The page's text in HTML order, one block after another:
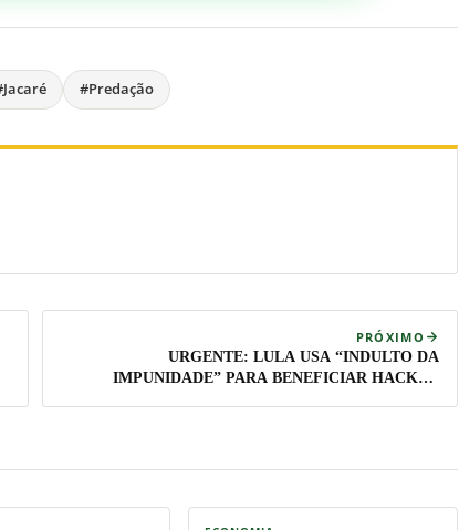
#Predação
PRÓXIMO
URGENTE: LULA USA “INDULTO DA
IMPUNIDADE” PARA BENEFICIAR HACKER